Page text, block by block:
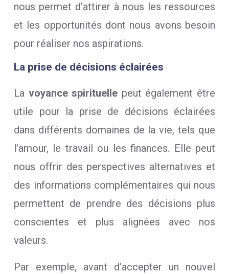
nous permet d’attirer à nous les ressources
et les opportunités dont nous avons besoin
pour réaliser nos aspirations.
La prise de décisions éclairées
La voyance spirituelle peut également être
utile pour la prise de décisions éclairées
dans différents domaines de la vie, tels que
l’amour, le travail ou les finances. Elle peut
nous offrir des perspectives alternatives et
des informations complémentaires qui nous
permettent de prendre des décisions plus
conscientes et plus alignées avec nos
valeurs.
Par exemple, avant d’accepter un nouvel